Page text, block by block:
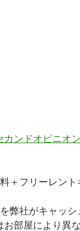
カンドオピニオン
＋ フリーレント
弊社がキャッシ
部屋により異な